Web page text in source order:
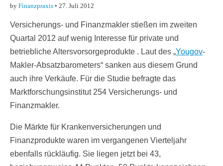
by Finanzpraxis • 27. Juli 2012
Versicherungs- und Finanzmakler stießen im zweiten
Quartal 2012 auf wenig Interesse für private und
betriebliche Altersvorsorgeprodukte . Laut des „Yougov-
Makler-Absatzbarometers“ sanken aus diesem Grund
auch ihre Verkäufe. Für die Studie befragte das
Marktforschungsinstitut 254 Versicherungs- und
Finanzmakler.
Die Märkte für Krankenversicherungen und
Finanzprodukte waren im vergangenen Vierteljahr
ebenfalls rückläufig. Sie liegen jetzt bei 43,